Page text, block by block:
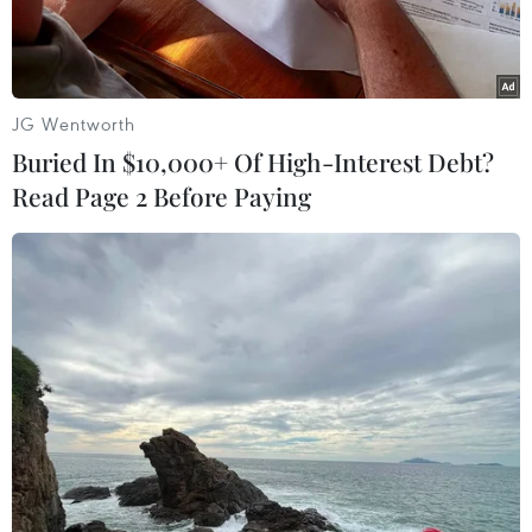
Nhiều doanh nghiệp hàng đầu Hàn Quốc sẽ tháp tùng Tổng
thống Yoon Suk-yeol trong chuyến thăm Mỹ. (Ảnh:
YONHAP/TTXVN)
Theo hãng tin Yonhap, ngày 19/4, Liên đoàn
JG Wentworth
Buried In $10,000+ Of High-Interest Debt?
Read Page 2 Before Paying